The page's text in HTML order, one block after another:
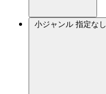
小ジャンル 指定なし